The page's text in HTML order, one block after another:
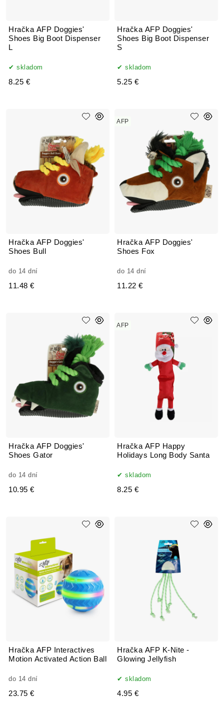
Hračka AFP Doggies'
Shoes Big Boot Dispenser
L
skladom
8.25 €
Hračka AFP Doggies'
Shoes Big Boot Dispenser
S
skladom
5.25 €
Hračka AFP Doggies'
Shoes Bull
do 14 dní
11.48 €
Hračka AFP Doggies'
Shoes Fox
AFP
do 14 dní
11.22 €
Hračka AFP Doggies'
Shoes Gator
do 14 dní
10.95 €
Hračka AFP Happy
Holidays Long Body Santa
AFP
skladom
8.25 €
Hračka AFP Interactives
Motion Activated Action Ball
do 14 dní
23.75 €
Hračka AFP K-Nite -
Glowing Jellyfish
skladom
4.95 €